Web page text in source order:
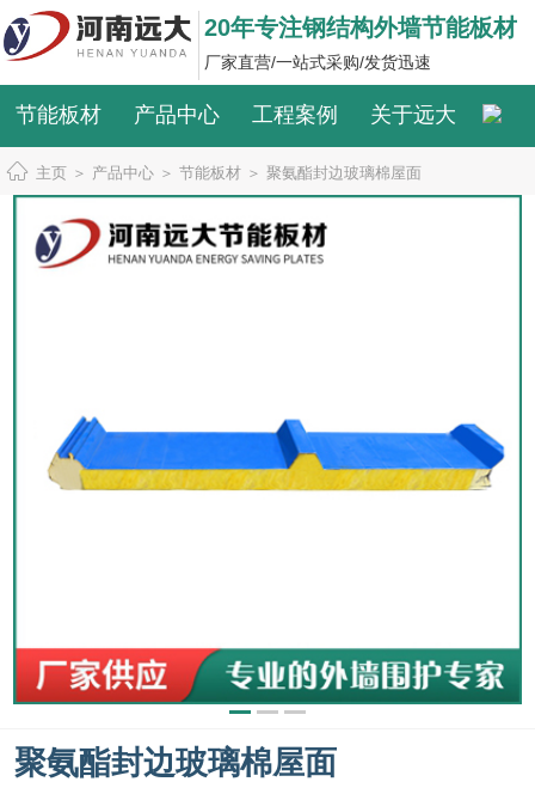
20年专注钢结构外墙节能板材
厂家直营/一站式采购/发货迅速
节能板材 产品中心 工程案例 关于远大
主页＞ 产品中心＞ 节能板材＞ 聚氨酯封边玻璃棉屋面
聚氨酯封边玻璃棉屋面